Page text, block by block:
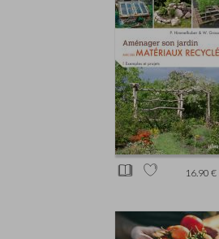
16.90 €